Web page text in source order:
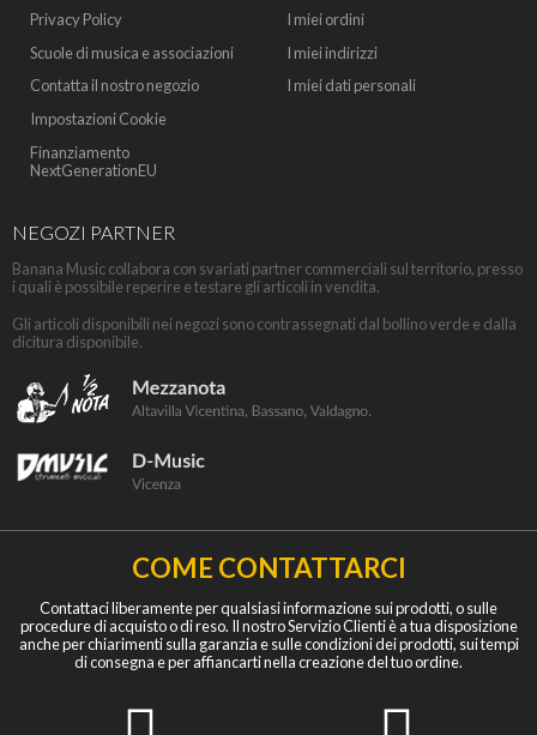
Privacy Policy
Scuole di musica e associazioni
Contatta il nostro negozio
Impostazioni Cookie
Finanziamento
NextGenerationEU
I miei ordini
I miei indirizzi
I miei dati personali
NEGOZI PARTNER
Banana Music collabora con svariati partner commerciali sul territorio, presso
i quali è possibile reperire e testare gli articoli in vendita.
Gli articoli disponibili nei negozi sono contrassegnati dal bollino verde e dalla
dicitura disponibile.
COME CONTATTARCI
Contattaci liberamente per qualsiasi informazione sui prodotti, o sulle
procedure di acquisto o di reso. Il nostro Servizio Clienti è a tua disposizione
anche per chiarimenti sulla garanzia e sulle condizioni dei prodotti, sui tempi
di consegna e per affiancarti nella creazione del tuo ordine.